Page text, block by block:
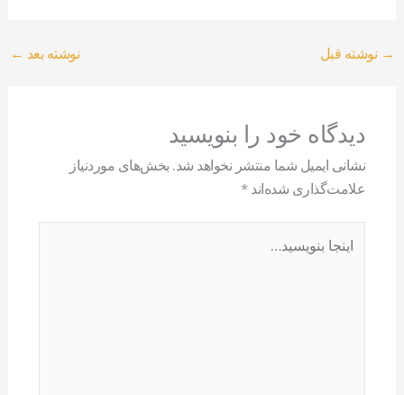
→ نوشته قبل نوشته بعد ←
دیدگاه‌ خود را بنویسید
نشانی ایمیل شما منتشر نخواهد شد. بخش‌های موردنیاز
علامت‌گذاری شده‌اند*
بنویسید…